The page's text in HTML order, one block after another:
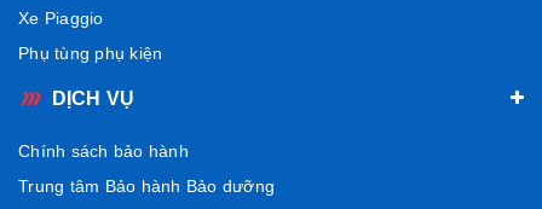
Xe Piaggio
Phụ tùng phụ kiện
DỊCH VỤ
Chính sách bảo hành
Trung tâm Bảo hành Bảo dưỡng